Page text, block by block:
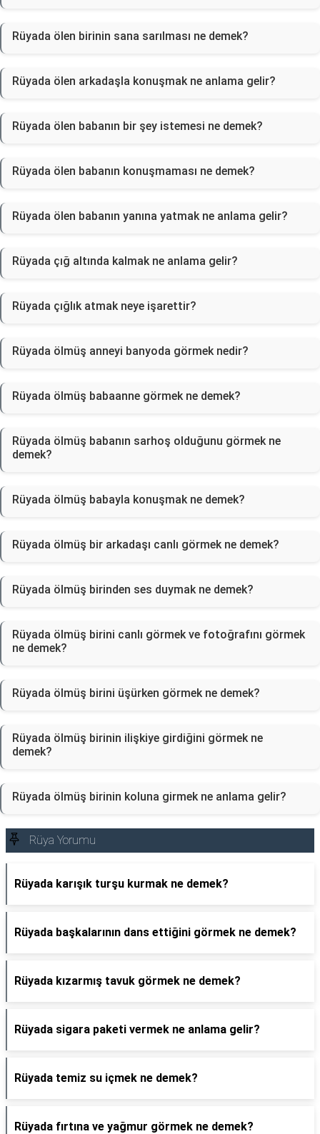
Rüyada ölen birinin sana sarılması ne demek?
Rüyada ölen arkadaşla konuşmak ne anlama gelir?
Rüyada ölen babanın bir şey istemesi ne demek?
Rüyada ölen babanın konuşmaması ne demek?
Rüyada ölen babanın yanına yatmak ne anlama gelir?
Rüyada çığ altında kalmak ne anlama gelir?
Rüyada çığlık atmak neye işarettir?
Rüyada ölmüş anneyi banyoda görmek nedir?
Rüyada ölmüş babaanne görmek ne demek?
Rüyada ölmüş babanın sarhoş olduğunu görmek ne
demek?
Rüyada ölmüş babayla konuşmak ne demek?
Rüyada ölmüş bir arkadaşı canlı görmek ne demek?
Rüyada ölmüş birinden ses duymak ne demek?
Rüyada ölmüş birini canlı görmek ve fotoğrafını görmek
ne demek?
Rüyada ölmüş birini üşürken görmek ne demek?
Rüyada ölmüş birinin ilişkiye girdiğini görmek ne
demek?
Rüyada ölmüş birinin koluna girmek ne anlama gelir?
Rüya Yorumu
Rüyada karışık turşu kurmak ne demek?
Rüyada başkalarının dans ettiğini görmek ne demek?
Rüyada kızarmış tavuk görmek ne demek?
Rüyada sigara paketi vermek ne anlama gelir?
Rüyada temiz su içmek ne demek?
Rüyada fırtına ve yağmur görmek ne demek?